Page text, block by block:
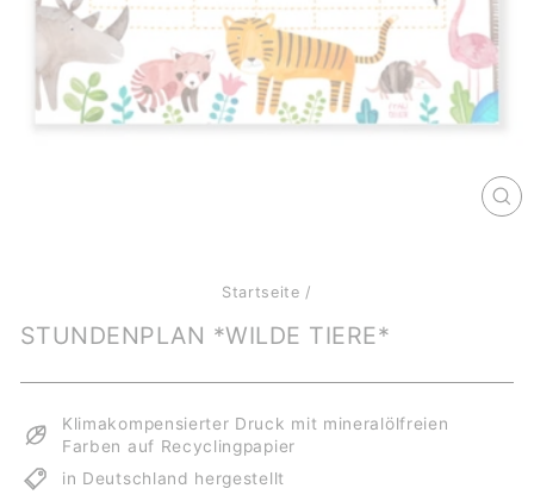
Startseite /
STUNDENPLAN *WILDE TIERE*
Klimakompensierter Druck mit mineralölfreien
Farben auf Recyclingpapier
in Deutschland hergestellt